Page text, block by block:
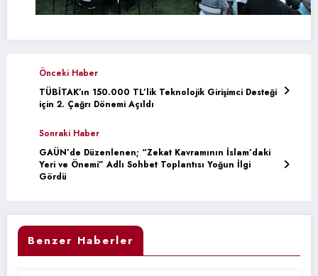
Önceki Haber
TÜBİTAK’ın 150.000 TL’lik Teknolojik Girişimci Desteği
için 2. Çağrı Dönemi Açıldı
Sonraki Haber
GAÜN’de Düzenlenen; “Zekat Kavramının İslam’daki
Yeri ve Önemi” Adlı Sohbet Toplantısı Yoğun İlgi
Gördü
Benzer Haberler